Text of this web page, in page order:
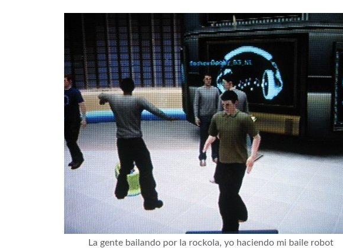
La gente bailando por la rockola, yo haciendo mi baile robot